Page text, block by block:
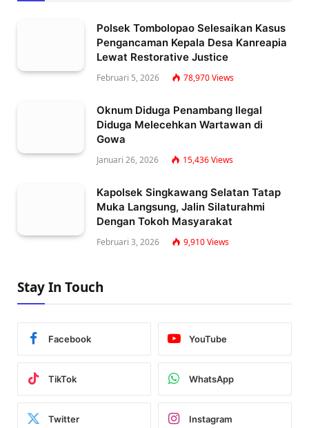
Polsek Tombolopao Selesaikan Kasus
Pengancaman Kepala Desa Kanreapia
Lewat Restorative Justice
Februari 5, 2026 78,970Views
Oknum Diduga Penambang Ilegal
Diduga Melecehkan Wartawan di
Gowa
Januari 26, 2026 15,436Views
Kapolsek Singkawang Selatan Tatap
Muka Langsung, Jalin Silaturahmi
Dengan Tokoh Masyarakat
Februari 3, 2026 9,910Views
Stay In Touch
Facebook YouTube
TikTok WhatsApp
Twitter Instagram